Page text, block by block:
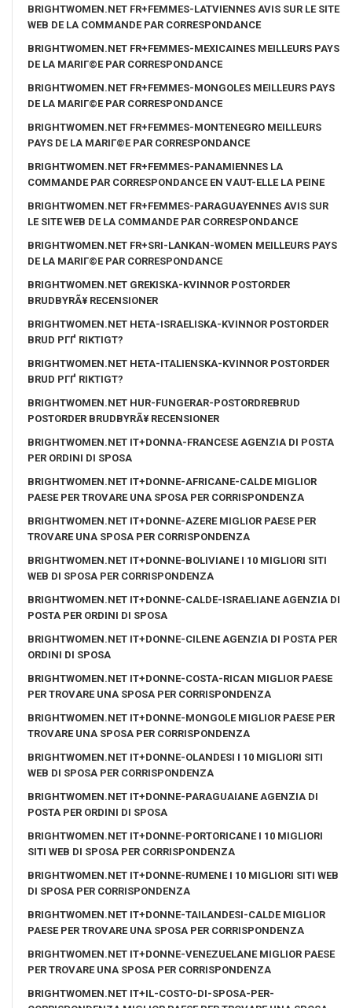
BRIGHTWOMEN.NET FR+FEMMES-LATVIENNES AVIS SUR LE SITE
WEB DE LA COMMANDE PAR CORRESPONDANCE
BRIGHTWOMEN.NET FR+FEMMES-MEXICAINES MEILLEURS PAYS
DE LA MARIГ©E PAR CORRESPONDANCE
BRIGHTWOMEN.NET FR+FEMMES-MONGOLES MEILLEURS PAYS
DE LA MARIГ©E PAR CORRESPONDANCE
BRIGHTWOMEN.NET FR+FEMMES-MONTENEGRO MEILLEURS
PAYS DE LA MARIГ©E PAR CORRESPONDANCE
BRIGHTWOMEN.NET FR+FEMMES-PANAMIENNES LA
COMMANDE PAR CORRESPONDANCE EN VAUT-ELLE LA PEINE
BRIGHTWOMEN.NET FR+FEMMES-PARAGUAYENNES AVIS SUR
LE SITE WEB DE LA COMMANDE PAR CORRESPONDANCE
BRIGHTWOMEN.NET FR+SRI-LANKAN-WOMEN MEILLEURS PAYS
DE LA MARIГ©E PAR CORRESPONDANCE
BRIGHTWOMEN.NET GREKISKA-KVINNOR POSTORDER
BRUDBYRÃ¥ RECENSIONER
BRIGHTWOMEN.NET HETA-ISRAELISKA-KVINNOR POSTORDER
BRUD PГҐ RIKTIGT?
BRIGHTWOMEN.NET HETA-ITALIENSKA-KVINNOR POSTORDER
BRUD PГҐ RIKTIGT?
BRIGHTWOMEN.NET HUR-FUNGERAR-POSTORDREBRUD
POSTORDER BRUDBYRÃ¥ RECENSIONER
BRIGHTWOMEN.NET IT+DONNA-FRANCESE AGENZIA DI POSTA
PER ORDINI DI SPOSA
BRIGHTWOMEN.NET IT+DONNE-AFRICANE-CALDE MIGLIOR
PAESE PER TROVARE UNA SPOSA PER CORRISPONDENZA
BRIGHTWOMEN.NET IT+DONNE-AZERE MIGLIOR PAESE PER
TROVARE UNA SPOSA PER CORRISPONDENZA
BRIGHTWOMEN.NET IT+DONNE-BOLIVIANE I 10 MIGLIORI SITI
WEB DI SPOSA PER CORRISPONDENZA
BRIGHTWOMEN.NET IT+DONNE-CALDE-ISRAELIANE AGENZIA DI
POSTA PER ORDINI DI SPOSA
BRIGHTWOMEN.NET IT+DONNE-CILENE AGENZIA DI POSTA PER
ORDINI DI SPOSA
BRIGHTWOMEN.NET IT+DONNE-COSTA-RICAN MIGLIOR PAESE
PER TROVARE UNA SPOSA PER CORRISPONDENZA
BRIGHTWOMEN.NET IT+DONNE-MONGOLE MIGLIOR PAESE PER
TROVARE UNA SPOSA PER CORRISPONDENZA
BRIGHTWOMEN.NET IT+DONNE-OLANDESI I 10 MIGLIORI SITI
WEB DI SPOSA PER CORRISPONDENZA
BRIGHTWOMEN.NET IT+DONNE-PARAGUAIANE AGENZIA DI
POSTA PER ORDINI DI SPOSA
BRIGHTWOMEN.NET IT+DONNE-PORTORICANE I 10 MIGLIORI
SITI WEB DI SPOSA PER CORRISPONDENZA
BRIGHTWOMEN.NET IT+DONNE-RUMENE I 10 MIGLIORI SITI WEB
DI SPOSA PER CORRISPONDENZA
BRIGHTWOMEN.NET IT+DONNE-TAILANDESI-CALDE MIGLIOR
PAESE PER TROVARE UNA SPOSA PER CORRISPONDENZA
BRIGHTWOMEN.NET IT+DONNE-VENEZUELANE MIGLIOR PAESE
PER TROVARE UNA SPOSA PER CORRISPONDENZA
BRIGHTWOMEN.NET IT+IL-COSTO-DI-SPOSA-PER-